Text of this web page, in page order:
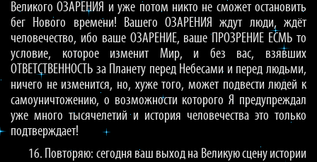
Великого ОЗАРЕНИЯ и уже потом никто не сможет остановить
бег Нового времени! Вашего ОЗАРЕНИЯ ждут люди, ждёт
человечество, ибо ваше ОЗАРЕНИЕ, ваше ПРОЗРЕНИЕ ЕСМЬ то
условие, которое изменит Мир, и без вас, взявших
ОТВЕТСТВЕННОСТЬ за Планету перед Небесами и перед людьми,
ничего не изменится, но, хуже того, может подвести людей к
самоуничтожению, о возможности которого Я предупреждал
уже много тысячелетий и история человечества это только
подтверждает!
16. Повторяю: сегодня ваш выход на Великую сцену истории